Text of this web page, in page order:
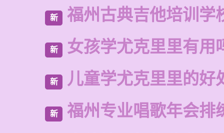
新 福州古典吉他培训学
新 女孩学尤克里里有用
新 儿童学尤克里里的好
新 福州专业唱歌年会排